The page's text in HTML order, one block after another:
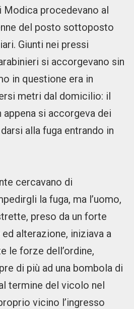
Modica procedevano al
del posto sottoposto
Giunti nei pressi
si accorgevano sin
in questione era in
metri dal domicilio: il
appena si accorgeva dei
alla fuga entrando in
cercavano di
la fuga, ma l’uomo,
preso da un forte
alterazione, iniziava a
le forze dell’ordine,
di più ad una bombola di
termine del vicolo nel
vicino l’ingresso